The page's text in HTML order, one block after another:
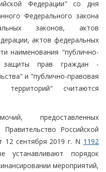
Федерации" со дня
Федерального закона
законов, актов
актов федеральных
наименования "публично-
защиты прав граждан -
и "публично-правовая
считаются
предоставленных
Российской
12 сентября 2019 г. N 1192
устанавливают порядок
мероприятий,